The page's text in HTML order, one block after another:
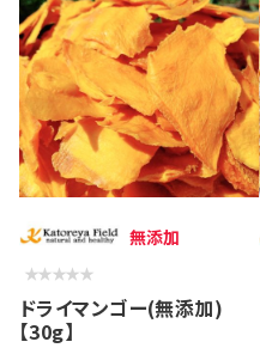
無添加
ドライマンゴー(無添加)
【30g】